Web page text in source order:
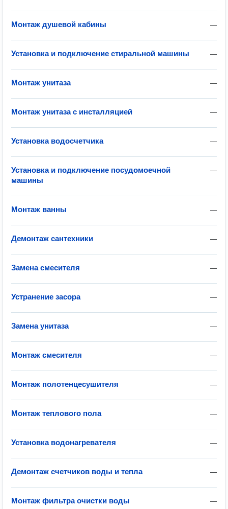
—
Монтаж душевой кабины
—
Установка и подключение стиральной машины
—
Монтаж унитаза
—
Монтаж унитаза с инсталляцией
—
Установка водосчетчика
—
Установка и подключение посудомоечной
машины
—
Монтаж ванны
—
Демонтаж сантехники
—
Замена смесителя
—
Устранение засора
—
Замена унитаза
—
Монтаж смесителя
—
Монтаж полотенцесушителя
—
Монтаж теплового пола
—
Установка водонагревателя
—
Демонтаж счетчиков воды и тепла
—
Монтаж фильтра очистки воды